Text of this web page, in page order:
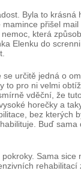
Byla to
přišel
která
Elenku do
určitě jedná o
to pro ni velmi
vděční, že
horečky a
bez
Buď
Sama